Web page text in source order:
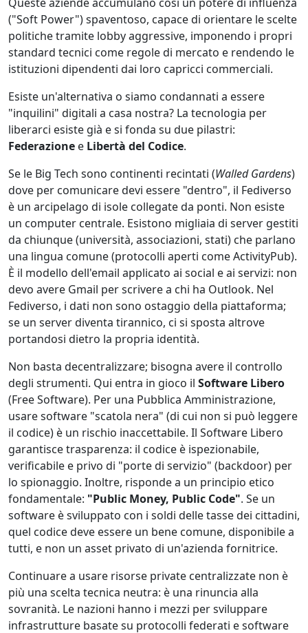
("Soft Power") spaventoso, capace di orientare le scelte
politiche tramite lobby aggressive, imponendo i propri
standard tecnici come regole di mercato e rendendo le
istituzioni dipendenti dai loro capricci commerciali.
Esiste un'alternativa o siamo condannati a essere
"inquilini" digitali a casa nostra? La tecnologia per
liberarci esiste già e si fonda su due pilastri:
Federazione e Libertà del Codice.
Se le Big Tech sono continenti recintati (Walled Gardens)
dove per comunicare devi essere "dentro", il Fediverso
è un arcipelago di isole collegate da ponti. Non esiste
un computer centrale. Esistono migliaia di server gestiti
da chiunque (università, associazioni, stati) che parlano
una lingua comune (protocolli aperti come ActivityPub).
È il modello dell'email applicato ai social e ai servizi: non
devo avere Gmail per scrivere a chi ha Outlook. Nel
Fediverso, i dati non sono ostaggio della piattaforma;
se un server diventa tirannico, ci si sposta altrove
portandosi dietro la propria identità.
Non basta decentralizzare; bisogna avere il controllo
degli strumenti. Qui entra in gioco il Software Libero
(Free Software). Per una Pubblica Amministrazione,
usare software "scatola nera" (di cui non si può leggere
il codice) è un rischio inaccettabile. Il Software Libero
garantisce trasparenza: il codice è ispezionabile,
verificabile e privo di "porte di servizio" (backdoor) per
lo spionaggio. Inoltre, risponde a un principio etico
fondamentale: "Public Money, Public Code". Se un
software è sviluppato con i soldi delle tasse dei cittadini,
quel codice deve essere un bene comune, disponibile a
tutti, e non un asset privato di un'azienda fornitrice.
Continuare a usare risorse private centralizzate non è
più una scelta tecnica neutra: è una rinuncia alla
sovranità. Le nazioni hanno i mezzi per sviluppare
infrastrutture basate su protocolli federati e software